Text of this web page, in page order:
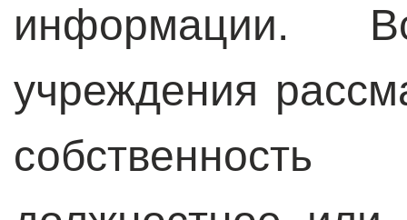
информации.
учреждения